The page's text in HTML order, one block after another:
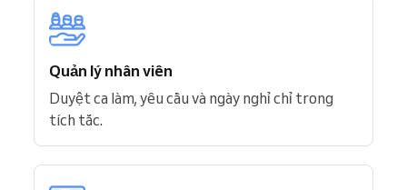
Quản lý nhân viên
Duyệt ca làm, yêu cầu và ngày nghỉ chỉ trong
tích tắc.